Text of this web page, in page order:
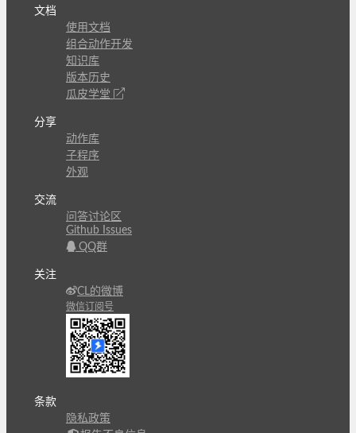
文档
使用文档
组合动作开发
知识库
版本历史
瓜皮学堂
分享
动作库
子程序
外观
交流
问答讨论区
Github Issues
QQ群
关注
CL的微博
微信订阅号
条款
隐私政策